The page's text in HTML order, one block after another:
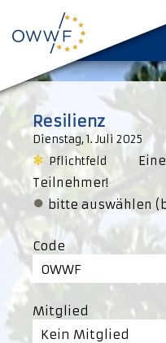
Resilienz
Dienstag, 1. Juli 2025
✻ Pflichtfeld
Eine
Teilnehmer!
● bitte auswählen
Code
OWWF
Mitglied
Kein Mitglied